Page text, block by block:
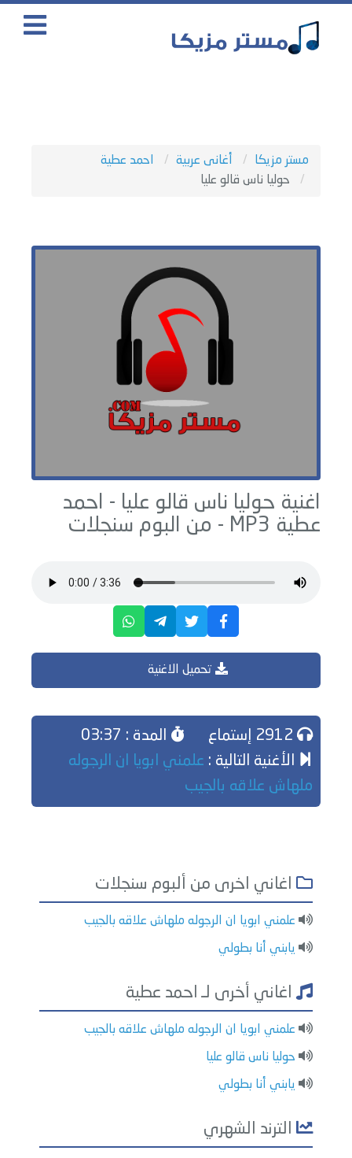
مستر مزيكا أغانى عربية
احمد عطية
حوليا ناس قالو عليا
اغنية حوليا ناس قالو عليا -
احمد
عطية
سنجلات
تحميل الاغنية
المدة : 03:37
الأغنية التالية : علمني ابويا ان الرجوله
ملهاش علاقه بالجيب
اغاني اخرى من ألبوم سنجلات
علمني ابويا ان الرجوله ملهاش علاقه بالجيب
يابني أنا بطولي
اغاني أخرى لـ احمد عطية
علمني ابويا ان الرجوله ملهاش علاقه بالجيب
حوليا ناس قالو عليا
يابني أنا بطولي
الترند الشهري